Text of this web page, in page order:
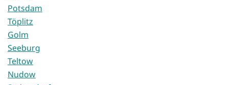
Potsdam
Töplitz
Golm
Seeburg
Teltow
Nudow